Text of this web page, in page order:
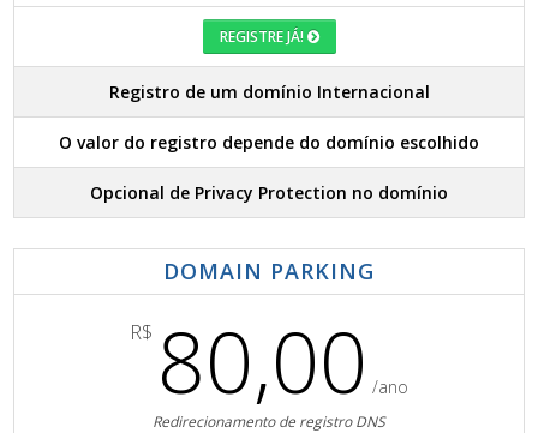
REGISTRE JÁ!
Registro de um domínio Internacional
O valor do registro depende do domínio escolhido
Opcional de Privacy Protection no domínio
DOMAIN PARKING
R$ 80,00 /ano
Redirecionamento de registro DNS